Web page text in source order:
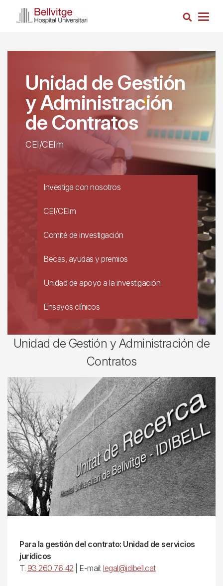
Busca
Unidad de Gestión
y Administración
de Contratos
CEI/CEIm
Investiga con nosotros
CEI/CEIm
Comité de investigación
Becas, ayudas y premios
Unidad de apoyo a la investigación
Ensayos clínicos
Unidad de Gestión y Administración de
Contratos
Para la gestión del contrato: Unidad de servicios
jurídicos
T. 93 260 76 42 | E-mail: legal@idibell.cat